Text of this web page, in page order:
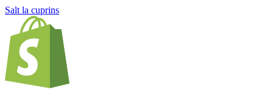
Salt la cuprins